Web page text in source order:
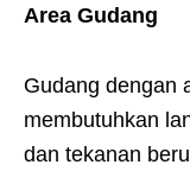
Area Gudang
Gudang dengan
membutuhkan
dan tekanan